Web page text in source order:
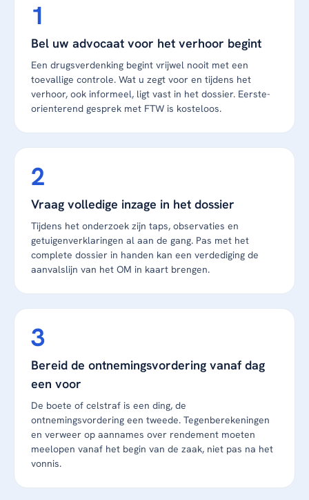
Bel uw advocaat voor het verhoor begint
Een drugsverdenking begint vrijwel nooit met een
toevallige controle. Wat u zegt voor en tijdens het
verhoor, ook informeel, ligt vast in het dossier. Eerste-
orienterend gesprek met FTW is kosteloos.
Vraag volledige inzage in het dossier
Tijdens het onderzoek zijn taps, observaties en
getuigenverklaringen al aan de gang. Pas met het
complete dossier in handen kan een verdediging de
aanvalslijn van het OM in kaart brengen.
Bereid de ontnemingsvordering vanaf dag
een voor
De boete of celstraf is een ding, de
ontnemingsvordering een tweede. Tegenberekeningen
en verweer op aannames over rendement moeten
meelopen vanaf het begin van de zaak, niet pas na het
vonnis.